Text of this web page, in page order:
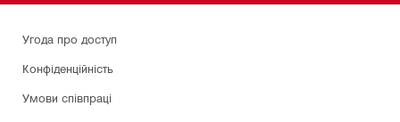
Угода про доступ
Конфіденційність
Умови співпраці